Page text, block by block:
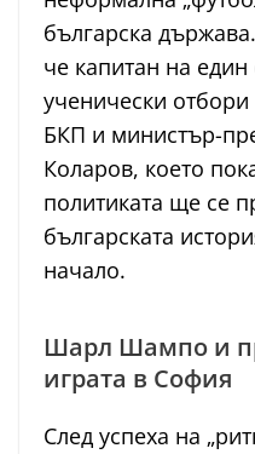
българска
че капитан на един
ученически
БКП и министър-
Коларов, което
политиката ще се
българската
начало.
Шарл Шампо и
играта в София
След успеха на